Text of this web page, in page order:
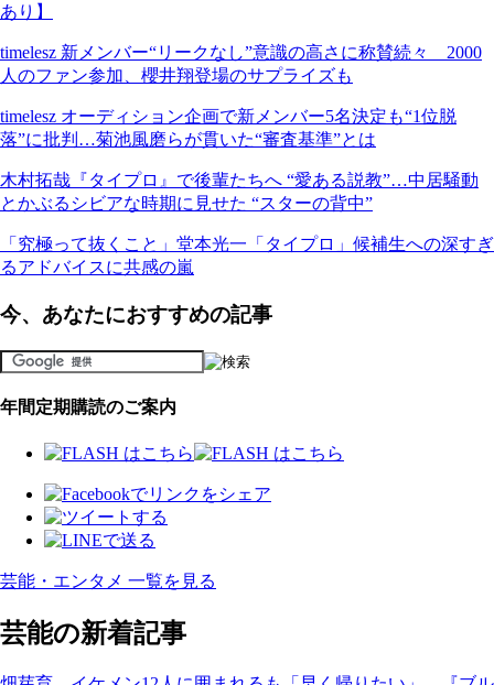
あり】
timelesz 新メンバー“リークなし”意識の高さに称賛続々 2000
人のファン参加、櫻井翔登場のサプライズも
timelesz オーディション企画で新メンバー5名決定も“1位脱
落”に批判…菊池風磨らが貫いた“審査基準”とは
木村拓哉『タイプロ』で後輩たちへ “愛ある説教”…中居騒動
とかぶるシビアな時期に見せた “スターの背中”
「究極って抜くこと」堂本光一「タイプロ」候補生への深すぎ
るアドバイスに共感の嵐
今、あなたにおすすめの記事
年間定期購読のご案内
芸能・エンタメ 一覧を見る
芸能の新着記事